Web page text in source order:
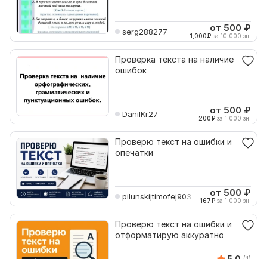
serg288277 от 500 ₽
1,000₽ за 10 000 зн.
Проверка текста на наличие
ошибок
DanilKr27 от 500 ₽
200₽ за 1 000 зн.
Проверю текст на ошибки и
опечатки
pilunskijtimofej903 от 500 ₽
167₽ за 1 000 зн.
Проверю текст на ошибки и
отформатирую аккуратно